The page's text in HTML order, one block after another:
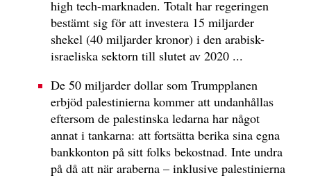
high tech-marknaden. Totalt har regeringen
bestämt sig för att investera 15 miljarder
shekel (40 miljarder kronor) i den arabisk-
israeliska sektorn till slutet av 2020 ...
De 50 miljarder dollar som Trumpplanen
erbjöd palestinierna kommer att undanhållas
eftersom de palestinska ledarna har något
annat i tankarna: att fortsätta berika sina egna
bankkonton på sitt folks bekostnad. Inte undra
på då att när araberna – inklusive palestinierna